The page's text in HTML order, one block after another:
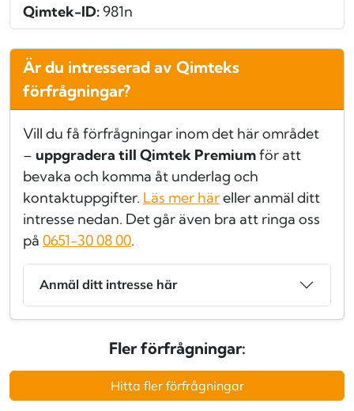
Qimtek-ID:981n
Är du intresserad av Qimteks
förfrågningar?
Vill du få förfrågningar inom det här området
– uppgradera till Qimtek Premiumför att
bevaka och komma åt underlag och
kontaktuppgifter. Läs mer häreller anmäl ditt
intresse nedan. Det går även bra att ringa oss
på 0651-30 08 00.
Anmäl ditt intresse här
Fler förfrågningar:
Hitta fler förfrågningar